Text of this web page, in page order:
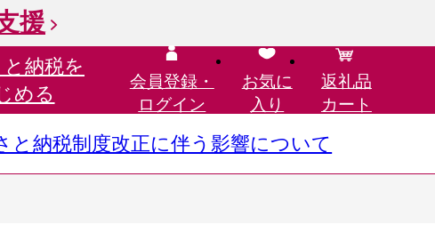
援
納税を
める
会員登録・
ログイン
お気に
入り
返礼品
カート
と納税制度改正に伴う影響について